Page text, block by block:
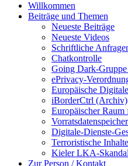
Willkommen
Beiträge und Themen
Neueste Beiträge
Neueste Videos
Schriftliche
Chatkontrolle
Going Dark-
ePrivacy-
Europäische
iBorderCtrl (Archiv)
Europäischer
Digitale-Dienste-
Terroristische
Kieler LKA-
Zur Person / Kontakt